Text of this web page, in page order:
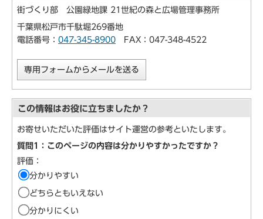
街づくり部 公園緑地課 21世紀の森と広場管理事務所
千葉県松戸市千駄堀269番地
電話番号： 047-345-8900 FAX：047-348-4522
専用フォームからメールを送る
この情報はお役に立ちましたか？
お寄せいただいた評価はサイト運営の参考といたします。
質問1：このページの内容は分かりやすかったですか？
評価：
分かりやすい
どちらともいえない
分かりにくい